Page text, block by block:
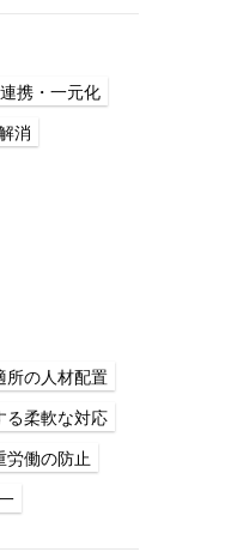
携・一元化
消
所の人材配置
る柔軟な対応
労働の防止